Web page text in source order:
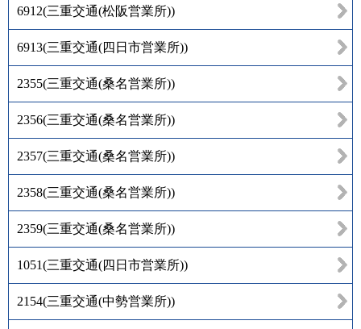
6912(三重交通(松阪営業所))
6913(三重交通(四日市営業所))
2355(三重交通(桑名営業所))
2356(三重交通(桑名営業所))
2357(三重交通(桑名営業所))
2358(三重交通(桑名営業所))
2359(三重交通(桑名営業所))
1051(三重交通(四日市営業所))
2154(三重交通(中勢営業所))